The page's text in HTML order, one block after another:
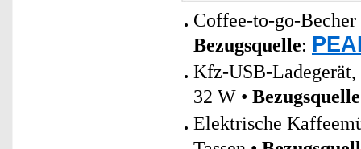
Coffee-to-go-
Bezugsquelle:
Kfz-USB-
32 W • Bezugsquelle
Elektrische